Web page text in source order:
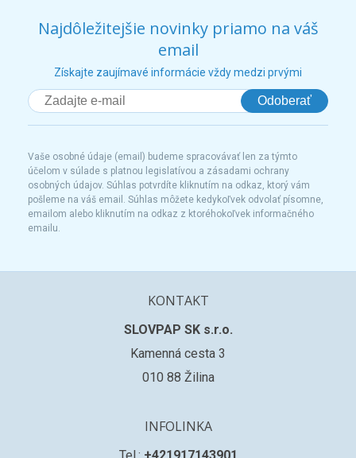
Najdôležitejšie novinky priamo na váš
email
Získajte zaujímavé informácie vždy medzi prvými
Odoberať
Vaše osobné údaje (email) budeme spracovávať len za týmto
účelom v súlade s platnou legislatívou a zásadami ochrany
osobných údajov. Súhlas potvrdíte kliknutím na odkaz, ktorý vám
pošleme na váš email. Súhlas môžete kedykoľvek odvolať písomne,
emailom alebo kliknutím na odkaz z ktoréhokoľvek informačného
emailu.
KONTAKT
SLOVPAP SK s.r.o.
Kamenná cesta 3
010 88 Žilina
INFOLINKA